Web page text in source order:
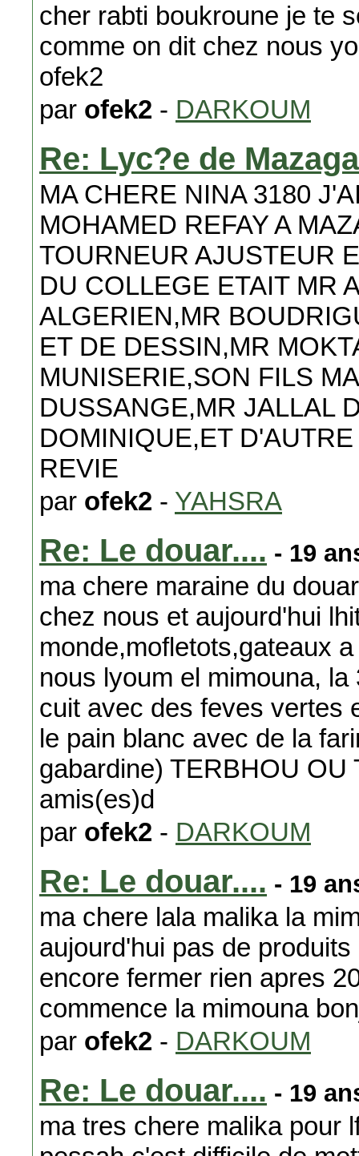
cher rabti boukroune je te
comme on dit chez nous
ofek2
par ofek2 - DARKOUM
Re: Lyc?e de
MA CHERE NINA 3180
MOHAMED REFAY A
TOURNEUR AJUSTEUR
DU COLLEGE ETAIT MR
ALGERIEN,MR
ET DE DESSIN,MR
MUNISERIE,SON FILS
DUSSANGE,MR JALLAL
DOMINIQUE,ET
REVIE
par ofek2 - YAHSRA
Re: Le douar.... - 19
ma chere maraine du
chez nous et aujourd'hui
monde,mofletots,gateaux
nous lyoum el mimouna,
cuit avec des feves vertes
le pain blanc avec de la
gabardine) TERBHOU
amis(es)d
par ofek2 - DARKOUM
Re: Le douar.... - 19
ma chere lala malika la
aujourd'hui pas de
encore fermer rien apres
commence la mimouna
par ofek2 - DARKOUM
Re: Le douar.... - 19
ma tres chere malika pour